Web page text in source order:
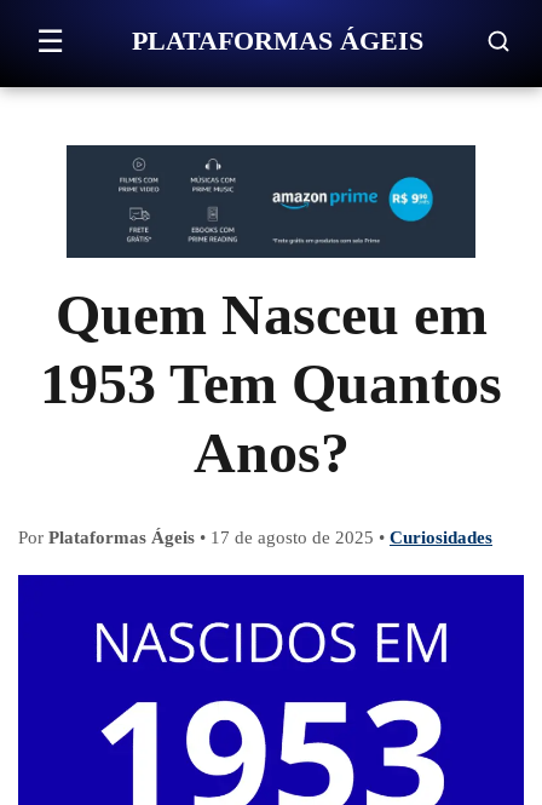
☰ PLATAFORMAS ÁGEIS
Quem Nasceu em
1953 Tem Quantos
Anos?
Por Plataformas Ágeis • 17 de agosto de 2025 • Curiosidades